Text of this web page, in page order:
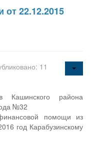
от 22.12.2015
11
Кашинского района
№32
помощи из
год Карабузинскому